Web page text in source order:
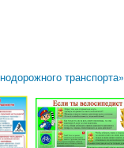
транспорта»